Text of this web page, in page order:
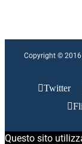
Copyright © 2016
Twitter
Questo sito